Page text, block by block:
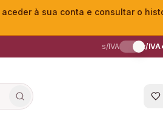
à sua conta e consultar o
s/IVA c/IVA